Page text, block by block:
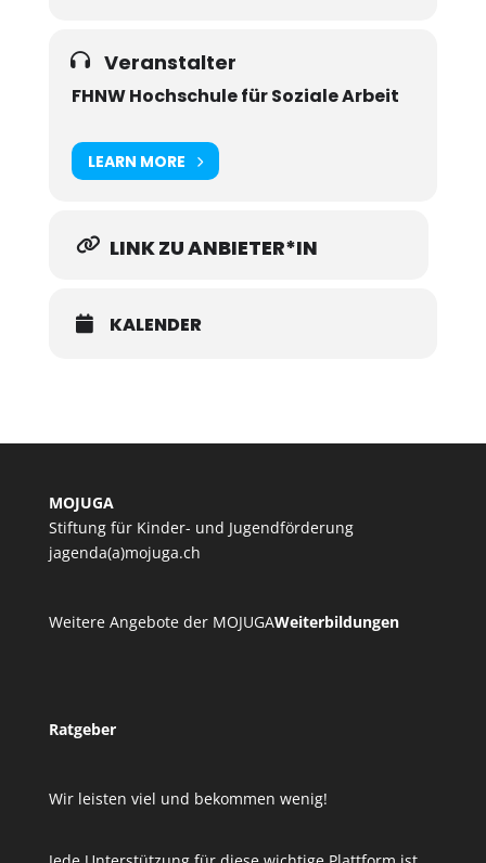
Veranstalter
FHNW Hochschule für Soziale Arbeit
LEARN MORE
LINK ZU ANBIETER*IN
KALENDER
MOJUGA
Stiftung für Kinder- und Jugendförderung
jagenda(a)mojuga.ch
Weitere Angebote der MOJUGAWeiterbildungen
Ratgeber
Wir leisten viel und bekommen wenig!